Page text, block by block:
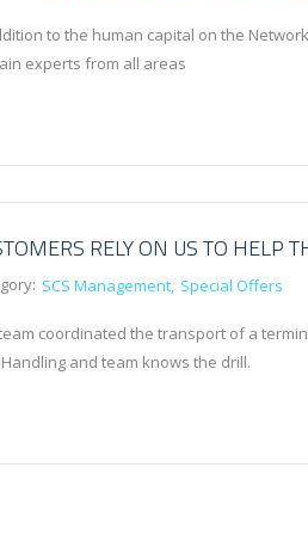
to the human capital on the
experts from all areas
RELY ON US TO HELP
SCS Management Special Offers
coordinated the transport of a
and team knows the drill.